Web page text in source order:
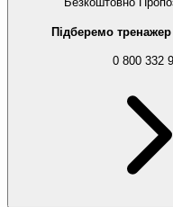
Підберемо тренажер
0 800 332